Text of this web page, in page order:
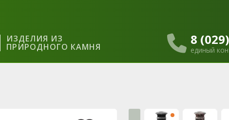
ИЗДЕЛИЯ ИЗ
ПРИРОДНОГО КАМНЯ 8
единый